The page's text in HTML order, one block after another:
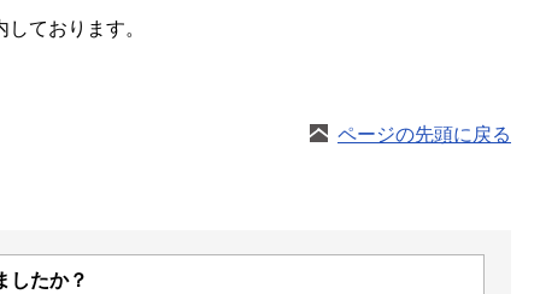
ております。
ページの先頭に戻る
したか？